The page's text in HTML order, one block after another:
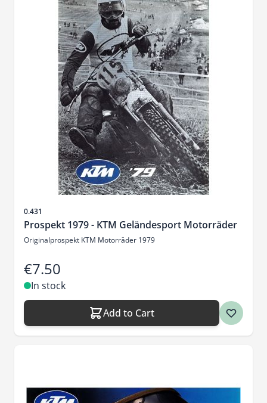
Sku
0.431
Prospekt 1979 - KTM Geländesport Motorräder
Originalprospekt KTM Motorräder 1979
€7.50
In stock
Add to Cart